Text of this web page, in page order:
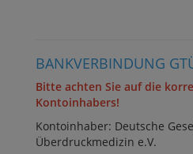
BANKVERBINDUNG
Bitte achten Sie auf die
Kontoinhabers!
Kontoinhaber: Deutsche
Überdruckmedizin e.V.